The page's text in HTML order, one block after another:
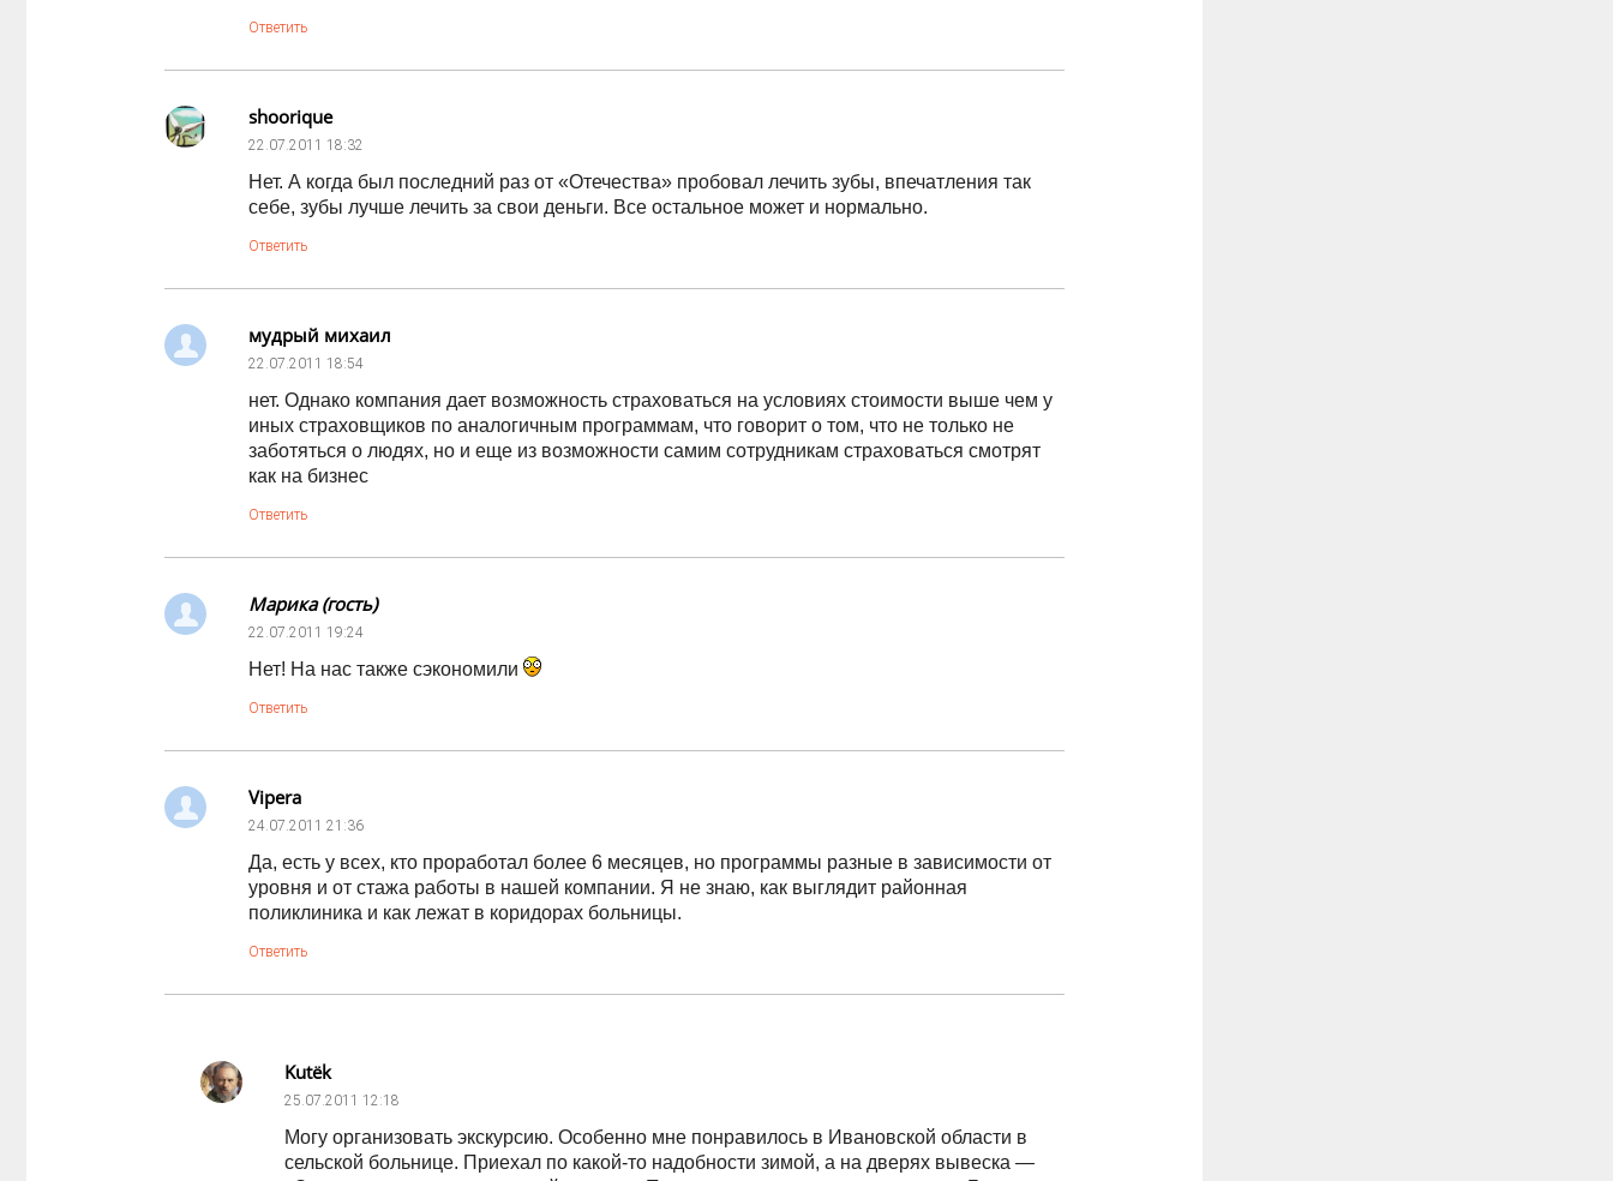
Ответить
shoorique
22.07.2011 18:32
Нет. А когда был последний раз от «Отечества» пробовал лечить зубы, впечатления так
себе, зубы лучше лечить за свои деньги. Все остальное может и нормально.
Ответить
мудрый михаил
22.07.2011 18:54
нет. Однако компания дает возможность страховаться на условиях стоимости выше чем у
иных страховщиков по аналогичным программам, что говорит о том, что не только не
заботяться о людях, но и еще из возможности самим сотрудникам страховаться смотрят
как на бизнес
Ответить
Марика (гость)
22.07.2011 19:24
Нет! На нас также сэкономили
Ответить
Vipera
24.07.2011 21:36
Да, есть у всех, кто проработал более 6 месяцев, но программы разные в зависимости от
уровня и от стажа работы в нашей компании. Я не знаю, как выглядит районная
поликлиника и как лежат в коридорах больницы.
Ответить
Kutёk
25.07.2011 12:18
Могу организовать экскурсию. Особенно мне понравилось в Ивановской области в
сельской больнице. Приехал по какой-то надобности зимой, а на дверях вывеска —